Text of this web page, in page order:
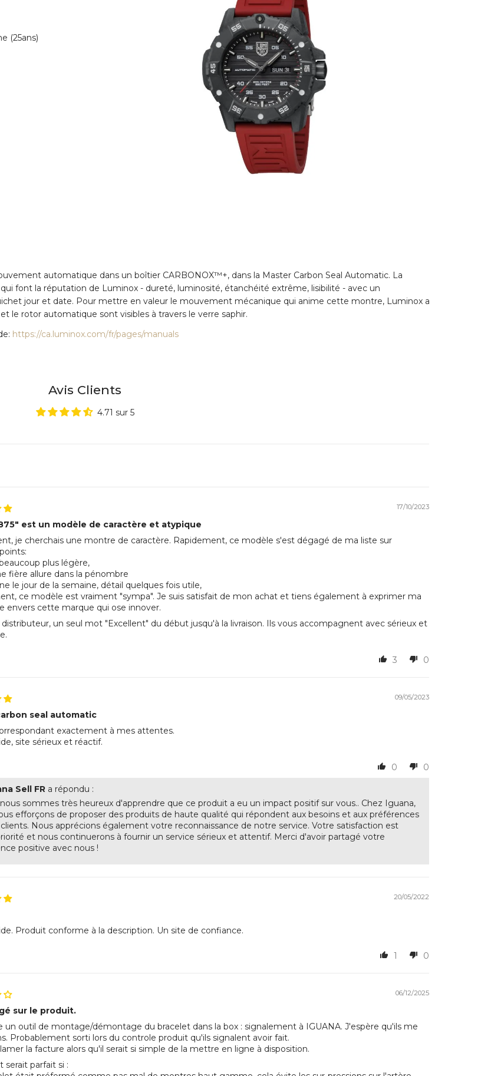
(25ans)
automatique dans un boîtier CARBONOX™+, dans la Master Carbon Seal Automatic. La
font la réputation de Luminox - dureté, luminosité, étanchéité extrême, lisibilité - avec un
jour et date. Pour mettre en valeur le mouvement mécanique qui anime cette montre, Luminox a
le rotor automatique sont visibles à travers le verre saphir.
https://ca.luminox.com/fr/pages/manuals
Avis Clients
4.71 sur 5
17/10/2023
est un modèle de caractère et atypique
je cherchais une montre de caractère. Rapidement, ce modèle s'est dégagé de ma liste sur
plus légère,
fière allure dans la pénombre
le jour de la semaine, détail quelques fois utile,
ce modèle est vraiment "sympa". Je suis satisfait de mon achat et tiens également à exprimer ma
envers cette marque qui ose innover.
un seul mot "Excellent" du début jusqu'à la livraison. Ils vous accompagnent avec sérieux et
3 0
09/05/2023
seal automatic
exactement à mes attentes.
site sérieux et réactif.
0 0
Sell FRa répondu :
sommes très heureux d'apprendre que ce produit a eu un impact positif sur vous.. Chez Iguana,
efforçons de proposer des produits de haute qualité qui répondent aux besoins et aux préférences
Nous apprécions également votre reconnaissance de notre service. Votre satisfaction est
et nous continuerons à fournir un service sérieux et attentif. Merci d'avoir partagé votre
positive avec nous !
20/05/2022
Produit conforme à la description. Un site de confiance.
1 0
06/12/2025
sur le produit.
un outil de montage/démontage du bracelet dans la box : signalement à IGUANA. J'espère qu'ils me
Probablement sorti lors du controle produit qu'ils signalent avoir fait.
la facture alors qu'il serait si simple de la mettre en ligne à disposition.
serait parfait si :